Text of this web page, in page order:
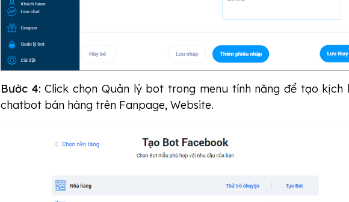
Bước 4:Click chọn Quản lý bot trong menu tính năng để tạo kịch
chatbot bán hàng trên Fanpage, Website.